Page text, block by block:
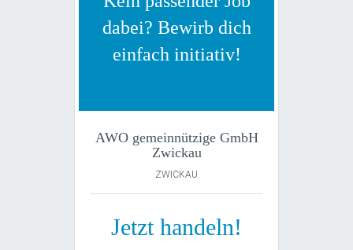
dabei? Bewirb dich
einfach initiativ!
AWO gemeinnützige GmbH
Zwickau
ZWICKAU
Jetzt handeln!